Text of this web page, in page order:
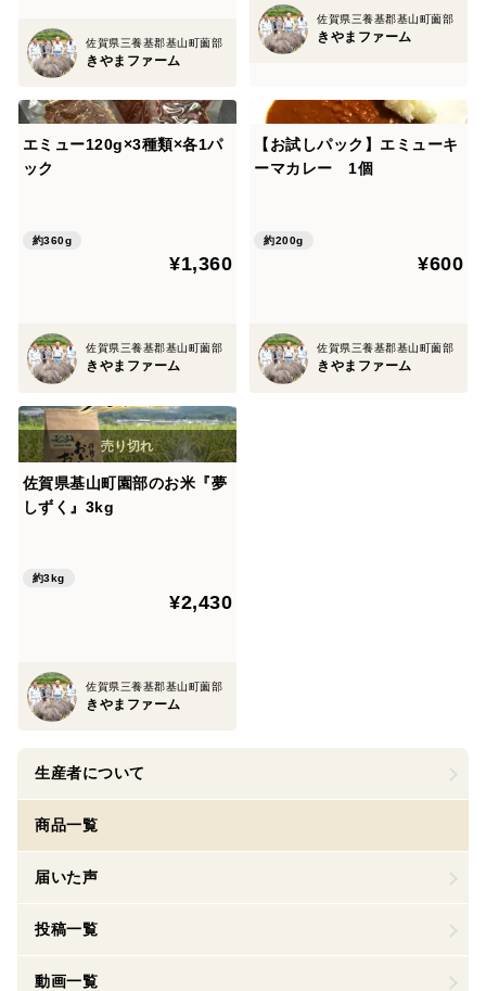
佐賀県三養基郡基山町薗部
きやまファーム
佐賀県三養基郡基山町薗部
きやまファーム
エミュー120g×3種類×各1パ
ック
約360g
¥1,360
佐賀県三養基郡基山町薗部
きやまファーム
【お試しパック】エミューキ
ーマカレー 1個
約200g
¥600
佐賀県三養基郡基山町薗部
きやまファーム
佐賀県基山町園部のお米『夢
しずく』3kg
約3kg
¥2,430
佐賀県三養基郡基山町薗部
きやまファーム
生産者について
商品一覧
届いた声
投稿一覧
動画一覧